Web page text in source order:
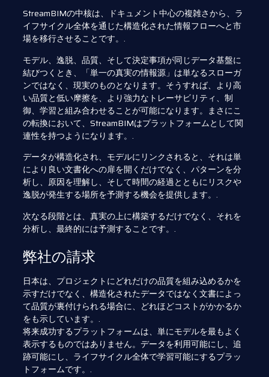
StreamBIMの中核は、ドキュメント中心の複雑さから、ラ
イフサイクル全体を通じた構造化された情報フローへと市
場を移行させることです。.
モデル、逸脱、品質、そして決定事項が同じデータ基盤に
結びつくとき、「単一の真実の情報源」は単なるスローガ
ンではなく、現実のものとなります。そうすれば、より高
い品質と低い摩擦を、より強力なトレーサビリティ、制
御、学習と組み合わせることが可能になります。まさにこ
の転換において、StreamBIMはプラットフォームとして関
連性を持つようになります。.
データが構造化され、モデルにリンクされると、それは単
により良い文書化への扉を開くだけでなく、パターンを分
析し、原因を理解し、そして時間の経過とともにリスクや
逸脱が発生する場所を予測する機会を提供します。.
次なる段階とは、真実の上に構築するだけでなく、それを
分析し、最終的には予測することです。.
弊社の請求
日本は、プロジェクトにどれだけの品質を組み込めるかを
示すだけでなく、構造化されたデータではなく文書によっ
て品質が裏付けられる場合に、どれほどコストがかかるか
をも示しています。.
将来成功するプラットフォームは、単にモデルを最もよく
表示するものではありません。データを利用可能にし、追
跡可能にし、ライフサイクル全体で学習可能にするプラッ
トフォームです。.